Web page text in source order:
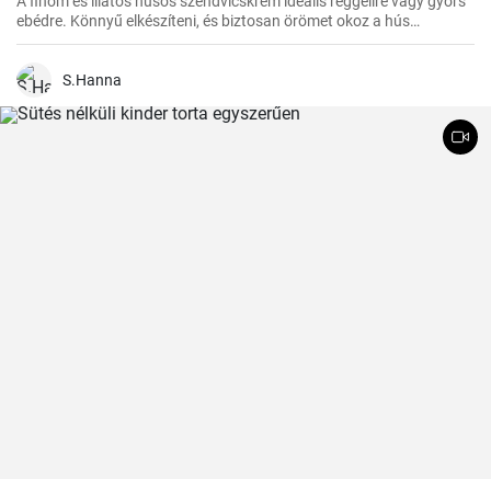
ebédre. Könnyű elkészíteni, és biztosan örömet okoz a hús
szerelmeseinek ízlelőbimbóinak.
S.Hanna